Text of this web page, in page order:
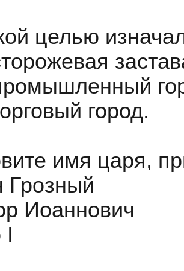
целью
город.
имя царя,
Грозный
Иоаннович
I